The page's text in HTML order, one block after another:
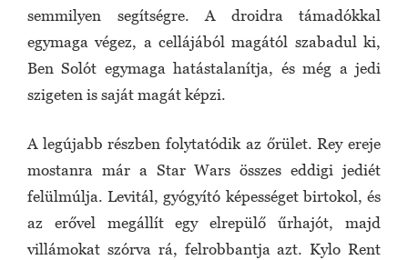
semmilyen segítségre. A droidra támadókkal
egymaga végez, a cellájából magától szabadul ki,
Ben Solót egymaga hatástalanítja, és még a jedi
szigeten is saját magát képzi.
A legújabb részben folytatódik az őrület. Rey ereje
mostanra már a Star Wars összes eddigi jediét
felülmúlja. Levitál, gyógyító képességet birtokol, és
az erővel megállít egy elrepülő űrhajót, majd
villámokat szórva rá, felrobbantja azt. Kylo Rent